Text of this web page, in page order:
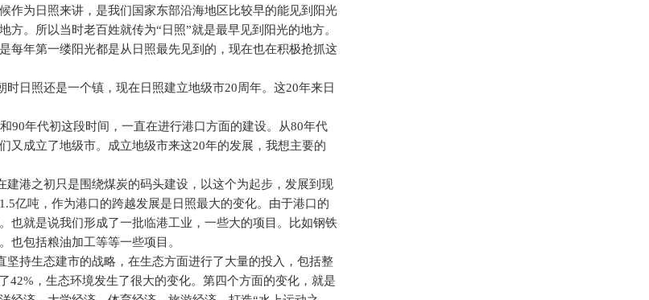
作为日照来讲，是我们国家东部沿海地区比较早的能见到阳光
。所以当时老百姓就传为“日照”就是最早见到阳光的地方。
每年第一缕阳光都是从日照最先见到的，现在也在积极抢抓这
时日照还是一个镇，现在日照建立地级市20周年。这20年来日
90年代初这段时间，一直在进行港口方面的建设。从80年代
又成立了地级市。成立地级市来这20年的发展，我想主要的
港之初只是围绕煤炭的码头建设，以这个为起步，发展到现
1.5亿吨，作为港口的跨越发展是日照最大的变化。由于港口的
也就是说我们形成了一批临港工业，一些大的项目。比如钢铁
也包括粮油加工等等一些项目。
持生态建市的战略，在生态方面进行了大量的投入，包括整
42% ，生态环境发生了很大的变化。第四个方面的变化，就是